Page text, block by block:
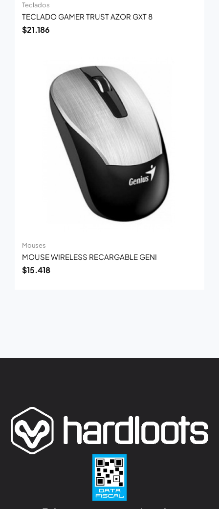
Teclados
TECLADO GAMER TRUST AZOR GXT 8
$21.186
Mouses
MOUSE WIRELESS RECARGABLE GENI
$15.418